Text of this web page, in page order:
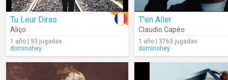
Tu Leur Diras
Aliço
1 año | 93 jugadas
dominohey
T'en Aller
Claudio Capéo
1 año | 3763 jugadas
dominohey